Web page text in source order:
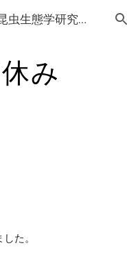
Skip to navigation
東京大学 応用昆虫学研究室 昆虫生態学研究グループ
み
た。